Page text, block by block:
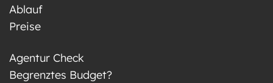
Ablauf
Preise
Agentur Check
Begrenztes Budget?